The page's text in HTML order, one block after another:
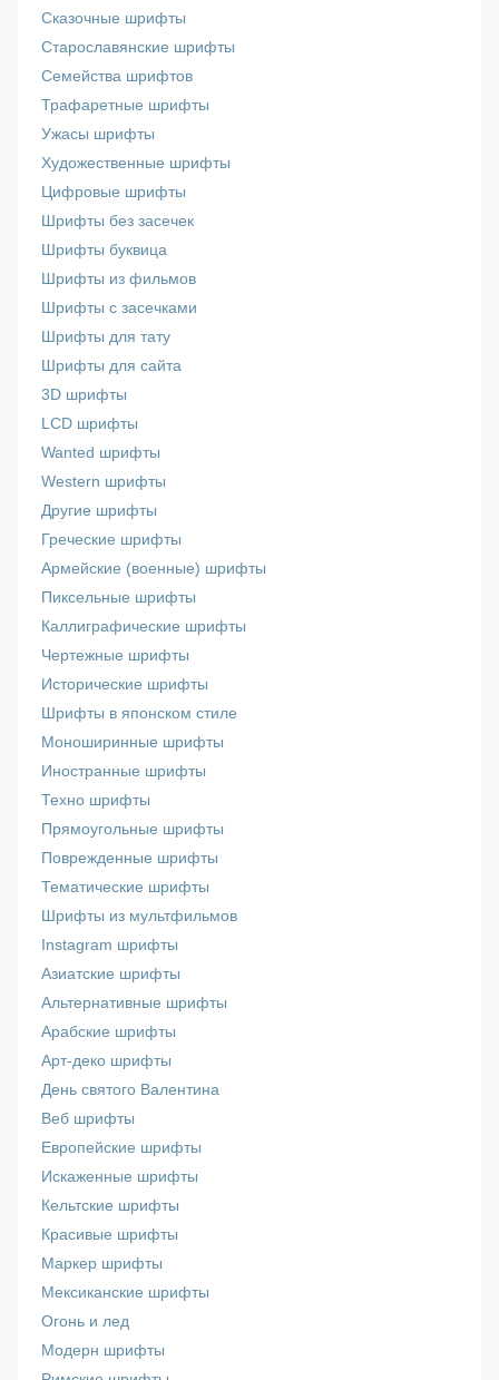
Сказочные шрифты
Старославянские шрифты
Семейства шрифтов
Трафаретные шрифты
Ужасы шрифты
Художественные шрифты
Цифровые шрифты
Шрифты без засечек
Шрифты буквица
Шрифты из фильмов
Шрифты с засечками
Шрифты для тату
Шрифты для сайта
3D шрифты
LCD шрифты
Wanted шрифты
Western шрифты
Другие шрифты
Греческие шрифты
Армейские (военные) шрифты
Пиксельные шрифты
Каллиграфические шрифты
Чертежные шрифты
Исторические шрифты
Шрифты в японском стиле
Моноширинные шрифты
Иностранные шрифты
Техно шрифты
Прямоугольные шрифты
Поврежденные шрифты
Тематические шрифты
Шрифты из мультфильмов
Instagram шрифты
Азиатские шрифты
Альтернативные шрифты
Арабские шрифты
Арт-деко шрифты
День святого Валентина
Веб шрифты
Европейские шрифты
Искаженные шрифты
Кельтские шрифты
Красивые шрифты
Маркер шрифты
Мексиканские шрифты
Огонь и лед
Модерн шрифты